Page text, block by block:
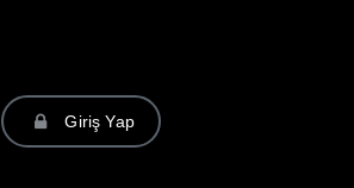
Giriş Yap